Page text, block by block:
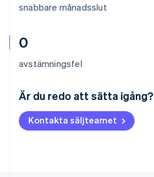
snabbare månadsslut
0
avstämningsfel
Är du redo att sätta igång?
Kontakta säljteamet
Belgien
NederlandsFrançaisDeutsch
Brasilien
PortuguêsEnglish